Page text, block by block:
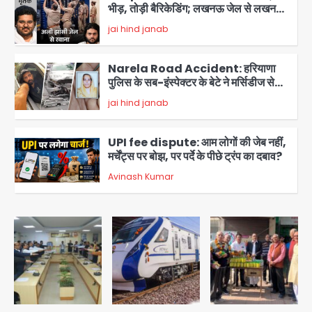
3
भीड़, तोड़ी बैरिकेडिंग; लखनऊ जेल से लखनऊ
पहुंचा उमर
jai hind janab
4
Narela Road Accident: हरियाणा
पुलिस के सब-इंस्पेक्टर के बेटे ने मर्सिडीज से
मारी टक्कर, 70 वर्षीय राहगीर महिला की मौत
jai hind janab
5
UPI fee dispute: आम लोगों की जेब नहीं,
मर्चेंट्स पर बोझ, पर पर्दे के पीछे ट्रंप का दबाव?
Avinash Kumar
1
Noida Bal Bharati School
Notice: सेक्टर-21 के बाल भारती स्कूल में
बिना खिड़की-वेंटिलेशन बेसमेंट में चल रही थी
8वीं की क्लास, NCPCR की शिकायत पर
भेजा नोटिस
Avinash Kumar
Rahul Gandhi Prayagraj Visit:
राहुल गांधी प्रयागराज पहुंचे, साथ में प्रियंका की